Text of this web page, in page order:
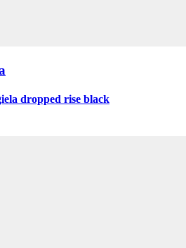
dropped rise black